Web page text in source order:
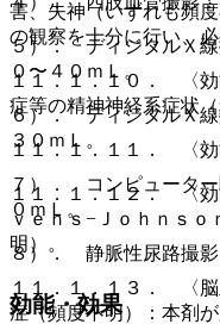
害、失神（いずれも頻
の観察を十分に行い、
１１．１．１０． 〈
症等の精神神経系症状
１１．１．１１． 〈効
１１．１．１２． 〈効
ｖｅｎｓ−Ｊｏｈｎｓ
明）。
１１．１．１３． 〈
症（頻度不明）：本剤
５）． ディジタルＸ線
０〜４０ｍＬ。
６）． ディジタルＸ線
３０ｍＬ。
７）． コンピューター
０ｍＬ。
８）． 静脈性尿路撮影
効能・効果